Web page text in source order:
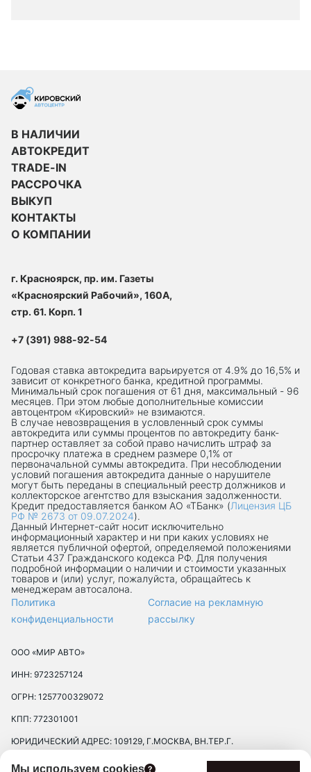
Мы используем cookies
В НАЛИЧИИ
АВТОКРЕДИТ
TRADE-IN
РАССРОЧКА
ВЫКУП
КОНТАКТЫ
О КОМПАНИИ
г. Красноярск, пр. им. Газеты
«Красноярский Рабочий», 160А,
стр. 61. Корп. 1
+7 (391) 988-92-54
Годовая ставка автокредита варьируется от 4.9% до 16,5% и
зависит от конкретного банка, кредитной программы.
Минимальный срок погашения от 61 дня, максимальный - 96
месяцев. При этом любые дополнительные комиссии
автоцентром «Кировский» не взимаются.
В случае невозвращения в условленный срок суммы
автокредита или суммы процентов по автокредиту банк-
партнер оставляет за собой право начислить штраф за
просрочку платежа в среднем размере 0,1% от
первоначальной суммы автокредита. При несоблюдении
условий погашения автокредита данные о нарушителе
могут быть переданы в специальный реестр должников и
коллекторское агентство для взыскания задолженности.
Кредит предоставляется банком АО «ТБанк» (Лицензия ЦБ
РФ № 2673 от 09.07.2024).
Данный Интернет-сaйт носит исключительно
информационный характер и ни при каких условиях не
является публичной офертой, определяемой положениями
Статьи 437 Гражданского кодекса РФ. Для получения
подробной информации о наличии и стоимости указанных
товаров и (или) услуг, пожалуйста, обращайтесь к
менеджерам автосалона.
Политика
конфиденциальности
Согласие на рекламную
рассылку
ООО «МИР АВТО»
ИНН: 9723257124
ОГРН: 1257700329072
КПП: 772301001
ЮРИДИЧЕСКИЙ АДРЕС: 109129, Г.МОСКВА, ВН.ТЕР.Г.